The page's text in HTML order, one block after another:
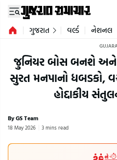
ગુજરાત વર્લ્ડ નેશનલ
જુનિયર બોસ બનશે અને
સુરત મનપાનો ધબડકો,
હોદ્દાકીય
By GS Team
18 May 2026 3 mins read